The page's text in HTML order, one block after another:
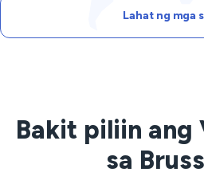
Lahat ng mga
Bakit piliin ang
sa